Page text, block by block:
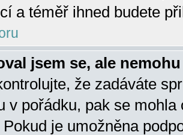
a téměř ihned budete
jsem se, ale
že zadáváte
v pořádku, pak se
je umožněna